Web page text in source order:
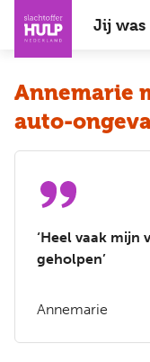
Overslaan
naar
inhoud
gaan
Jij was
Annemarie
auto-
‘Heel vaak mijn
geholpen’
Annemarie